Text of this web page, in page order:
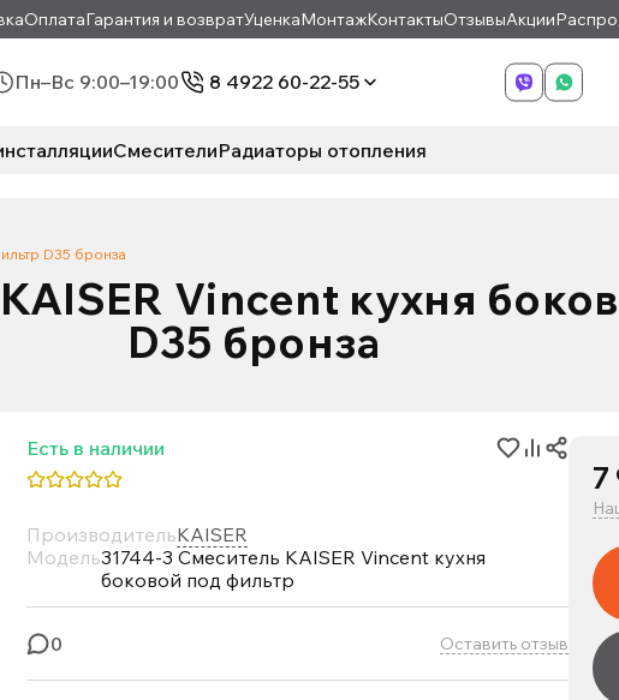
ОплатаГарантия и возвратУценкаМонтажКонтактыОтзывыАкции
Пн–Вс 9:00–19:00 8 4922 60-22-55
СмесителиРадиаторы отопления
D35 бронза
Vincent кухня
D35 бронза
Есть в наличии
ПроизводительKAISER
Модель31744-3 Смеситель KAISER Vincent кухня
боковой под фильтр
0 Оставить отзыв
7